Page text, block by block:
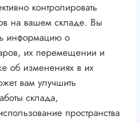
контролировать
на вашем складе. Вы
информацию о
их перемещении и
об изменениях в их
вам улучшить
склада,
пространства